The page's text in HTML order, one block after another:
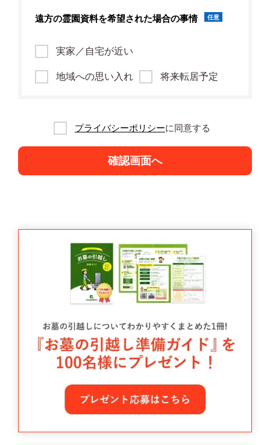
遠方の霊園資料を希望された場合の事情 任意
実家／自宅が近い
地域への思い入れ 将来転居予定
プライバシーポリシーに同意する
確認画面へ